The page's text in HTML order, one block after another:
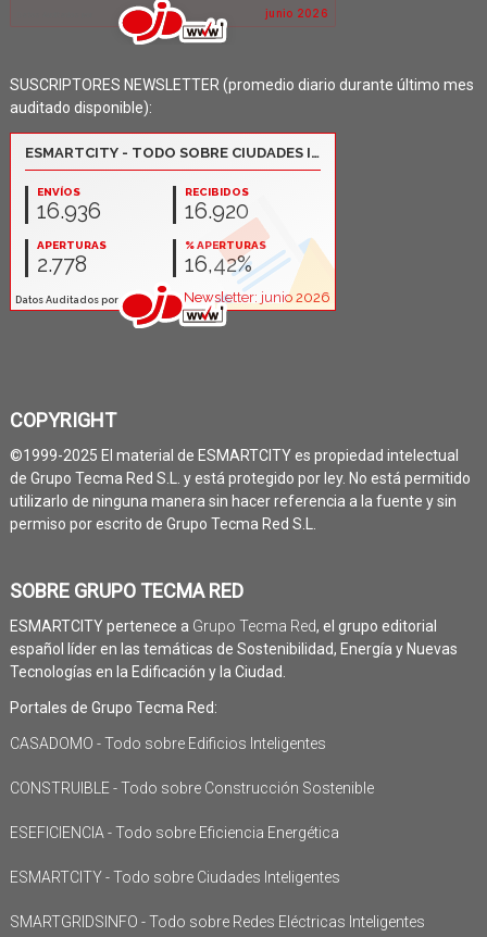
SUSCRIPTORES NEWSLETTER (promedio diario durante último mes
auditado disponible):
COPYRIGHT
©1999-2025 El material de ESMARTCITY es propiedad intelectual
de Grupo Tecma Red S.L. y está protegido por ley. No está permitido
utilizarlo de ninguna manera sin hacer referencia a la fuente y sin
permiso por escrito de Grupo Tecma Red S.L.
SOBRE GRUPO TECMA RED
ESMARTCITY pertenece a Grupo Tecma Red, el grupo editorial
español líder en las temáticas de Sostenibilidad, Energía y Nuevas
Tecnologías en la Edificación y la Ciudad.
Portales de Grupo Tecma Red:
CASADOMO - Todo sobre Edificios Inteligentes
CONSTRUIBLE - Todo sobre Construcción Sostenible
ESEFICIENCIA - Todo sobre Eficiencia Energética
ESMARTCITY - Todo sobre Ciudades Inteligentes
SMARTGRIDSINFO - Todo sobre Redes Eléctricas Inteligentes